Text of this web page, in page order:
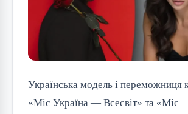
Українська модель і переможниця
«Міс Україна — Всесвіт» та «Міс